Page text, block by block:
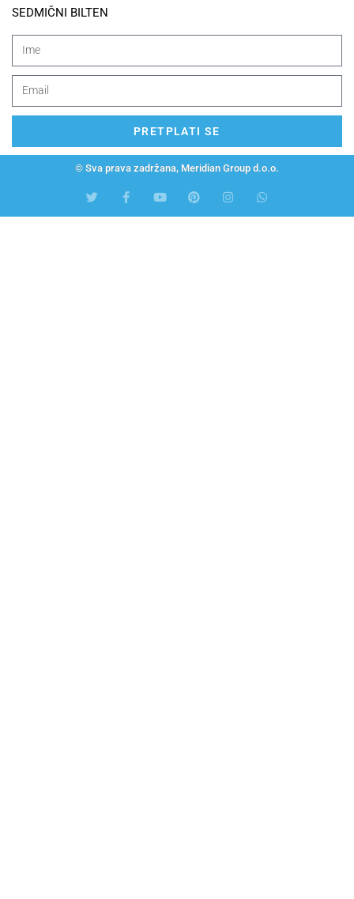
SEDMIČNI BILTEN
PRETPLATI SE
© Sva prava zadržana, Meridian Group d.o.o.